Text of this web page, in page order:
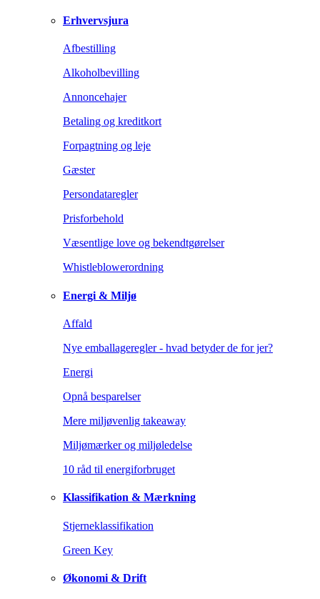
Erhvervsjura
Afbestilling
Alkoholbevilling
Annoncehajer
Betaling og kreditkort
Forpagtning og leje
Gæster
Persondataregler
Prisforbehold
Væsentlige love og bekendtgørelser
Whistleblowerordning
Energi & Miljø
Affald
Nye emballageregler - hvad betyder de for jer?
Energi
Opnå besparelser
Mere miljøvenlig takeaway
Miljømærker og miljøledelse
10 råd til energiforbruget
Klassifikation & Mærkning
Stjerneklassifikation
Green Key
Økonomi & Drift